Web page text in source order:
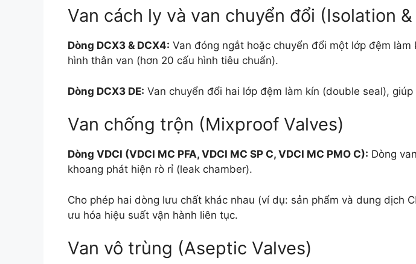
Van cách ly và van chuyển đổi (Isolation
Dòng DCX3 & DCX4: Van đóng ngắt hoặc chuyển đổi một lớp đệm
hình thân van (hơn 20 cấu hình tiêu chuẩn).
Dòng DCX3 DE: Van chuyển đổi hai lớp đệm làm kín (double seal),
Van chống trộn (Mixproof Valves)
Dòng VDCI (VDCI MC PFA, VDCI MC SP C, VDCI MC PMO C): Dòng
khoang phát hiện rò rỉ (leak chamber).
Cho phép hai dòng lưu chất khác nhau (ví dụ: sản phẩm và dung dịch
ưu hóa hiệu suất vận hành liên tục.
Van vô trùng (Aseptic Valves)